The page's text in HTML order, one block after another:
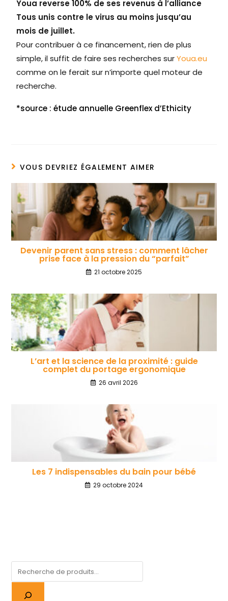
Youa reverse 100% de ses revenus à l’alliance
Tous unis contre le virus au moins jusqu’au
mois de juillet.
Pour contribuer à ce financement, rien de plus
simple, il suffit de faire ses recherches surYoua.eu
comme on le ferait sur n’importe quel moteur de
recherche.
*source : étude annuelle Greenflex d’Ethicity
VOUS DEVRIEZ ÉGALEMENT AIMER
Devenir parent sans stress : comment lâcher
prise face à la pression du “parfait”
21 octobre 2025
L’art et la science de la proximité : guide
complet du portage ergonomique
26 avril 2026
Les 7 indispensables du bain pour bébé
29 octobre 2024